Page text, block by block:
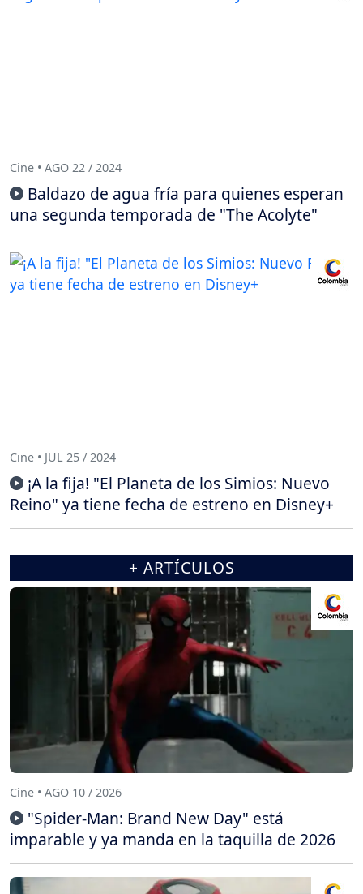
Cine • AGO 22 / 2024
Baldazo de agua fría para quienes esperan
una segunda temporada de "The Acolyte"
Cine • JUL 25 / 2024
¡A la fija! "El Planeta de los Simios: Nuevo
Reino" ya tiene fecha de estreno en Disney+
+ ARTÍCULOS
Cine • AGO 10 / 2026
"Spider-Man: Brand New Day" está
imparable y ya manda en la taquilla de 2026